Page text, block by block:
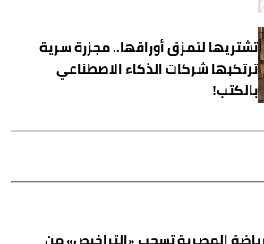
تشتريها لتمزق أوراقها.. مجزرة سرية
ترتكبها شركات الذكاء الاصطناعي
بالكتب!